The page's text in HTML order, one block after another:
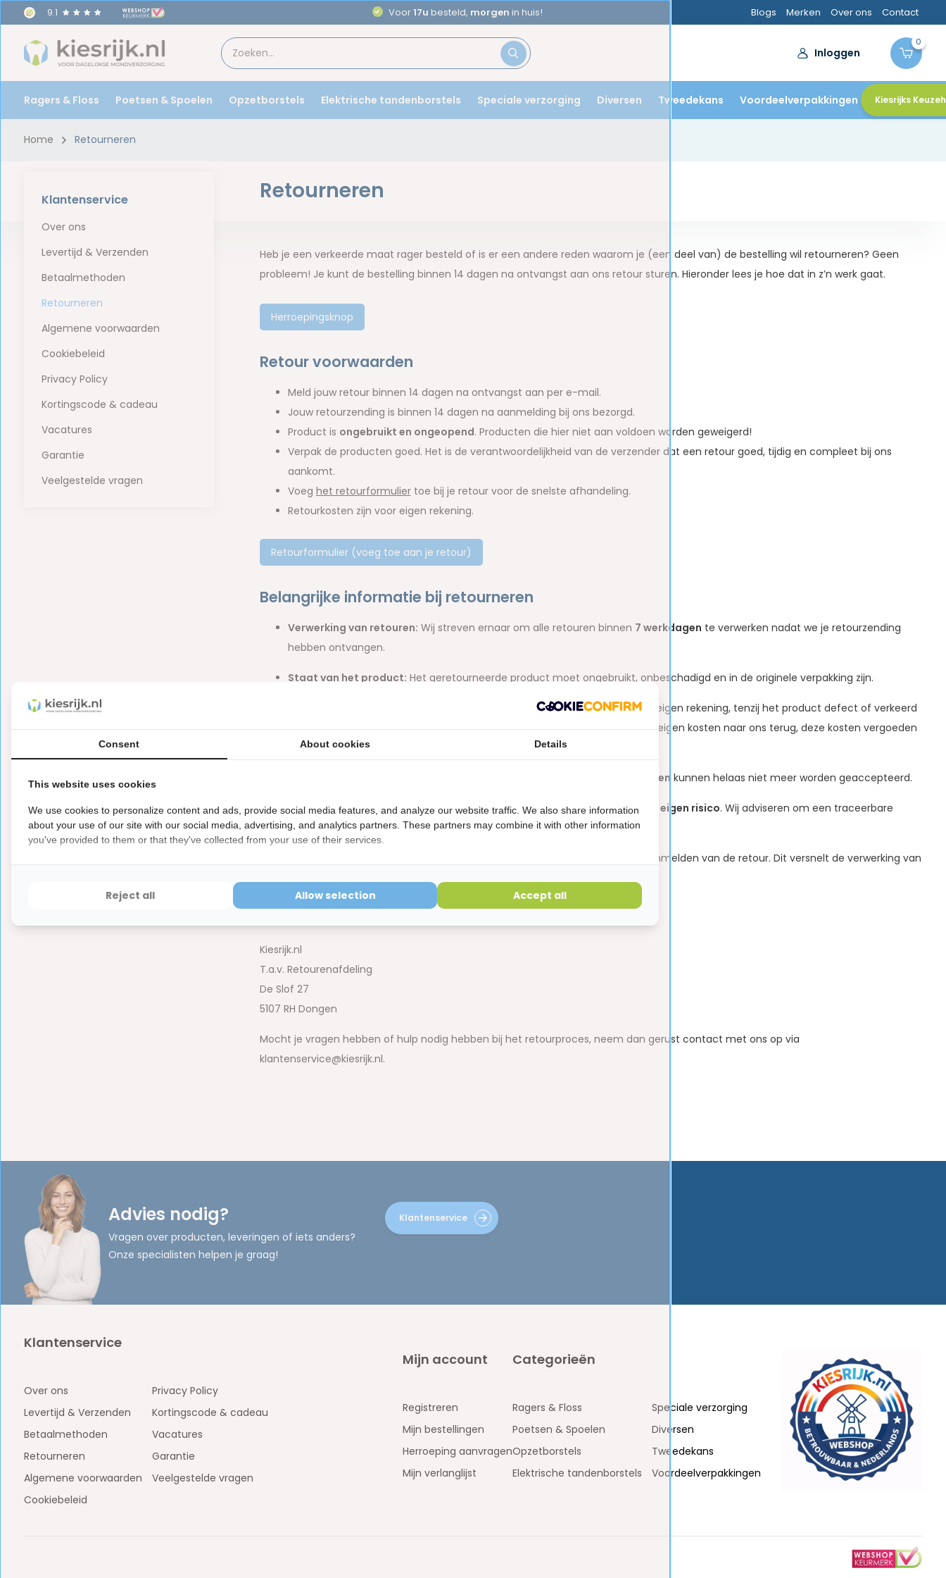
9.1 Voor17u besteld, morgen in huis! Blogs Merken Over ons Contact
Inloggen
0
Ragers & Floss Poetsen & Spoelen Opzetborstels Elektrische tandenborstels Speciale verzorging Diversen Tweedekans Voordeelverpakkingen Kiesrijks
Home Retourneren
Klantenservice
Over ons
Levertijd & Verzenden
Betaalmethoden
Retourneren
Algemene voorwaarden
Cookiebeleid
Privacy Policy
Kortingscode & cadeau
Vacatures
Garantie
Veelgestelde vragen
Retourneren
Heb je een verkeerde maat rager besteld of is er een andere reden waarom je (een deel van) de bestelling wil retourneren? Geen
probleem! Je kunt de bestelling binnen 14 dagen na ontvangst aan ons retour sturen. Hieronder lees je hoe dat in z’n werk gaat.
Herroepingsknop
Retour voorwaarden
Meld jouw retour binnen 14 dagen na ontvangst aan per e-mail.
Jouw retourzending is binnen 14 dagen na aanmelding bij ons bezorgd.
Product is ongebruikt en ongeopend. Producten die hier niet aan voldoen worden geweigerd!
Verpak de producten goed. Het is de verantwoordelijkheid van de verzender dat een retour goed, tijdig en compleet bij ons
aankomt.
Voeg het retourformuliertoe bij je retour voor de snelste afhandeling.
Retourkosten zijn voor eigen rekening.
Retourformulier (voeg toe aan je retour)
Belangrijke informatie bij retourneren
Verwerking van retouren: Wij streven ernaar om alle retouren binnen 7 werkdagen te verwerken nadat we je retourzending
hebben ontvangen.
Staat van het product: Het geretourneerde product moet ongebruikt, onbeschadigd en in de originele verpakking zijn.
De kosten voor het retourneren van je bestelling zijn voor eigen rekening, tenzij het product defect of verkeerd
geleverd is. Neem danALTIJDeerst contact met ons op. Stuur hetnietop eigen kosten naar ons terug, deze kosten vergoeden
wij niet.
28 dagen kunnen helaas niet meer worden geaccepteerd.
Retourneren op eigen risico:Het retourzenden van je bestelling is altijd op eigen risico. Wij adviseren om een traceerbare
verzendmethode te gebruiken en het verzendbewijs goed te bewaren.
door te geven bij het aanmelden van de retour. Dit versnelt de verwerking van
Kiesrijk.nl
T.a.v. Retourenafdeling
De Slof 27
5107 RH Dongen
Mocht je vragen hebben of hulp nodig hebben bij het retourproces, neem dan gerust contact met ons op via
klantenservice@kiesrijk.nl.
Advies nodig?
Vragen over producten, leveringen of iets anders?
Onze specialisten helpen je graag!
Klantenservice
Klantenservice
Over ons
Levertijd & Verzenden
Betaalmethoden
Retourneren
Algemene voorwaarden
Cookiebeleid
Privacy Policy
Kortingscode & cadeau
Vacatures
Garantie
Veelgestelde vragen
Mijn account
Registreren
Mijn bestellingen
Herroeping aanvragen
Mijn verlanglijst
Categorieën
Ragers & Floss
Poetsen & Spoelen
Opzetborstels
Elektrische tandenborstels
Speciale verzorging
Diversen
Tweedekans
Voordeelverpakkingen
Consent About cookies Details
This website uses cookies
We use cookies to personalize content and ads, provide social media features, and analyze our website traffic. We also share information
about your use of our site with our social media, advertising, and analytics partners. These partners may combine it with other information
you've provided to them or that they've collected from your use of their services.
Reject all Allow selection Accept all